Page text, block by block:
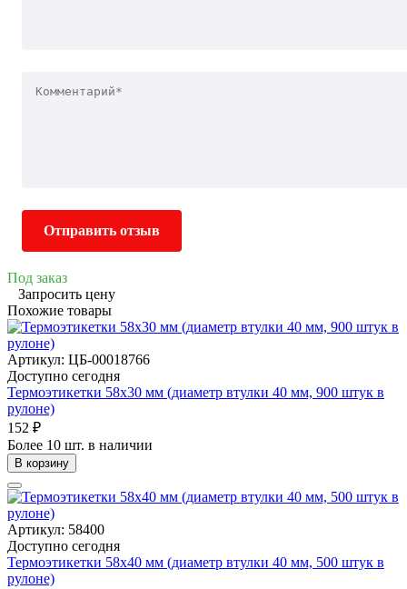
Отправить отзыв
Под заказ
Запросить цену
Похожие товары
Артикул: ЦБ-00018766
Доступно сегодня
Термоэтикетки 58х30 мм (диаметр втулки 40 мм, 900 штук в
рулоне)
152 ₽
Более 10 шт. в наличии
В корзину
Артикул: 58400
Доступно сегодня
Термоэтикетки 58x40 мм (диаметр втулки 40 мм, 500 штук в
рулоне)